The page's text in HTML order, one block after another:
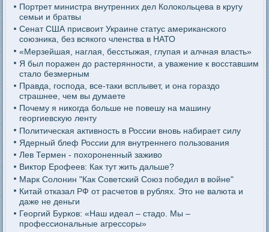
Портрет министра внутренних дел Колокольцева в кругу
семьи и братвы
Сенат США присвоит Украине статус американского
союзника, без всякого членства в НАТО
«Мерзейшая, наглая, бесстыжая, глупая и алчная власть»
Я был поражен до растерянности, а уважение к восставшим
стало безмерным
Правда, господа, все-таки всплывет, и она гораздо
страшнее, чем вы думаете
Почему я никогда больше не повешу на машину
георгиевскую ленту
Политическая активность в России вновь набирает силу
Ядерный блеф России для внутреннего пользования
Лев Термен - похороненный заживо
Виктор Ерофеев: Как тут жить дальше?
Марк Солонин "Как Советский Союз победил в войне"
Китай отказал РФ от расчетов в рублях. Это не валюта и
даже не деньги
Георгий Бурков: «Наш идеал – стадо. Мы –
профессиональные агрессоры»